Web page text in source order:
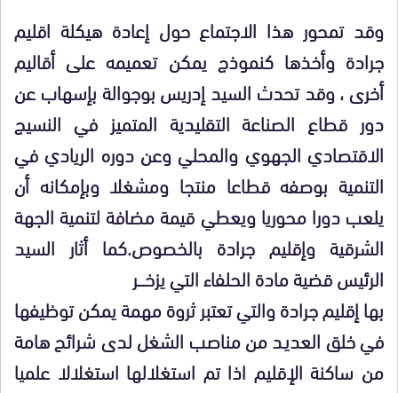
وقد تمحور هذا الاجتماع حول إعادة هيكلة اقليم
جرادة وأخذها كنموذج يمكن تعميمه على أقاليم
أخرى ، وقد تحدث السيد إدريس بوجوالة بإسهاب عن
دور قطاع الصناعة التقليدية المتميز في النسيج
الاقتصادي الجهوي والمحلي وعن دوره الريادي في
التنمية بوصفه قطاعا منتجا ومشغلا وبإمكانه أن
يلعب دورا محوريا ويعطي قيمة مضافة لتنمية الجهة
الشرقية وإقليم جرادة بالخصوص.كما أثار السيد
الرئيس قضية مادة الحلفاء التي يزخــــر
بها إقليم جرادة والتي تعتبر ثروة مهمة يمكن توظيفها
في خلق العديـد من مناصب الشغل لدى شرائح هامة
من ساكنة الإقليم اذا تم استغلالها استغلالا علميا